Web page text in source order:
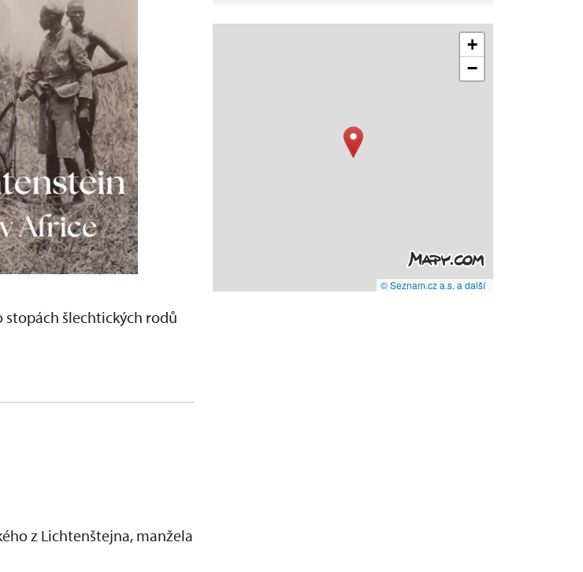
šlechtických rodů
z Lichtenštejna, manžela
+
−
© Seznam.cz a.s. a další